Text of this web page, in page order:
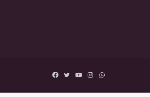
Facebook
TwitterYouTubeInstagram
WhatsApp